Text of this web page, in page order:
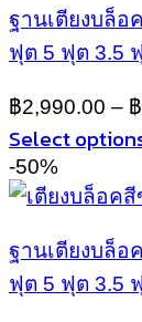
ฐานเตียงบล็อ
ฟุต 5 ฟุต 3.5
฿2,990.00 – ฿
Select
This
product
multiple
variants.
The
-50%
ฐานเตียงบล็อ
ฟุต 5 ฟุต 3.5